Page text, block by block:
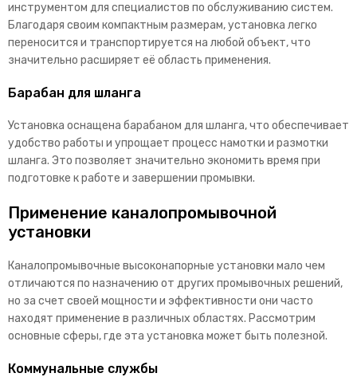
инструментом для специалистов по обслуживанию систем.
Благодаря своим компактным размерам, установка легко
переносится и транспортируется на любой объект, что
значительно расширяет её область применения.
Барабан для шланга
Установка оснащена барабаном для шланга, что обеспечивает
удобство работы и упрощает процесс намотки и размотки
шланга. Это позволяет значительно экономить время при
подготовке к работе и завершении промывки.
Применение каналопромывочной
установки
Каналопромывочные высоконапорные установки мало чем
отличаются по назначению от других промывочных решений,
но за счет своей мощности и эффективности они часто
находят применение в различных областях. Рассмотрим
основные сферы, где эта установка может быть полезной.
Коммунальные службы